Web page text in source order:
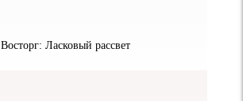
Восторг: Ласковый рассвет